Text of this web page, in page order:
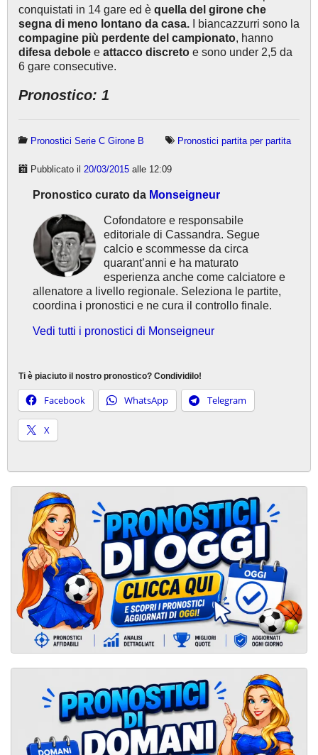
conquistati in 14 gare ed è quella del girone che
segna di meno lontano da casa. I biancazzurri sono la
compagine più perdente del campionato, hanno
difesa debole e attacco discreto e sono under 2,5 da
6 gare consecutive.
Pronostico: 1
Pronostici Serie C Girone B Pronostici partita per partita
Pubblicato il 20/03/2015 alle 12:09
Pronostico curato da Monseigneur
Cofondatore e responsabile
editoriale di Cassandra. Segue
calcio e scommesse da circa
quarant’anni e ha maturato
esperienza anche come calciatore e
allenatore a livello regionale. Seleziona le partite,
coordina i pronostici e ne cura il controllo finale.
Vedi tutti i pronostici di Monseigneur
Ti è piaciuto il nostro pronostico? Condividilo!
Facebook WhatsApp Telegram
X